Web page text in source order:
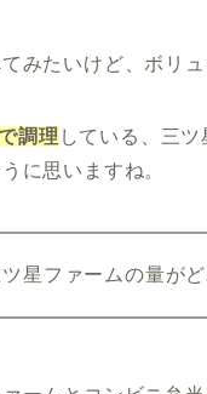
みたいけど、ボリ
調理 している、三
に思いますね。
星ファームの量が